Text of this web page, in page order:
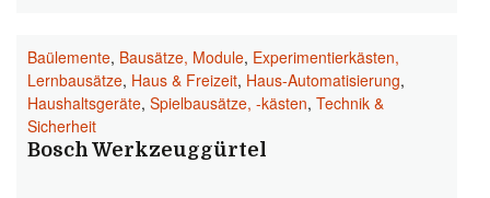
Baülemente, Bausätze, Module, Experimentierkästen,
Lernbausätze, Haus & Freizeit, Haus-Automatisierung,
Haushaltsgeräte, Spielbausätze, -kästen, Technik &
Sicherheit
Bosch Werkzeuggürtel